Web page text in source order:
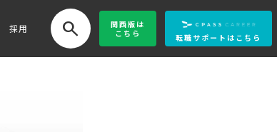
採用 search 関西版 は
こちら
転職サポートはこちら